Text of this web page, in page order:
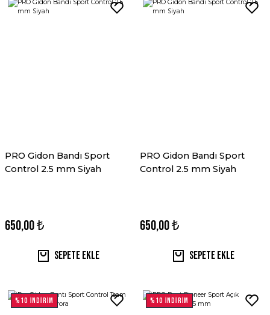
PRO Gidon Bandı Sport
Control 2.5 mm Siyah
650,00 ₺
Sepete Ekle
PRO Gidon Bandı Sport
Control 2.5 mm Siyah
650,00 ₺
Sepete Ekle
%10 İNDİRİM %10 İNDİRİM